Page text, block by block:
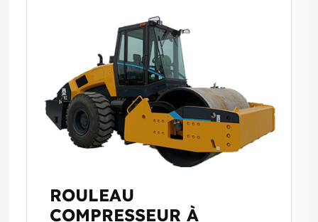
ROULEAU
COMPRESSEUR À